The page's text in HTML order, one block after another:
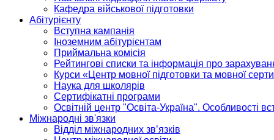
Кафедра військової підготовки
Абітурієнту
Вступна кампанія
Іноземним абітурієнтам
Приймальна комісія
Рейтингові списки та інформація про
Курси «Центр мовної підготовки та мовної
Наука для школярів
Сертифікатні програми
Освітній центр "Освіта-Україна". Особливості
Міжнародні зв'язки
Відділ міжнародних зв’язків